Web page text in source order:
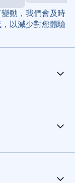
動，我們會及時
以減少對您體驗